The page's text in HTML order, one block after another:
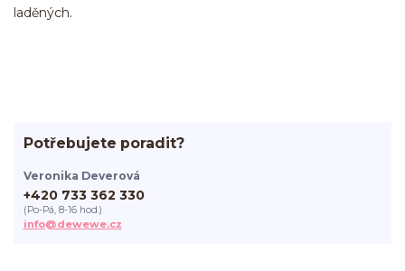
laděných.
Potřebujete poradit?
Veronika Deverová
+420 733 362 330
(Po-Pá, 8-16 hod.)
info@dewewe.cz